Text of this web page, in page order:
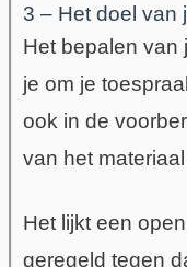
3 – Het doel van
Het bepalen van
je om je
ook in de
van het
Het lijkt een
geregeld tegen